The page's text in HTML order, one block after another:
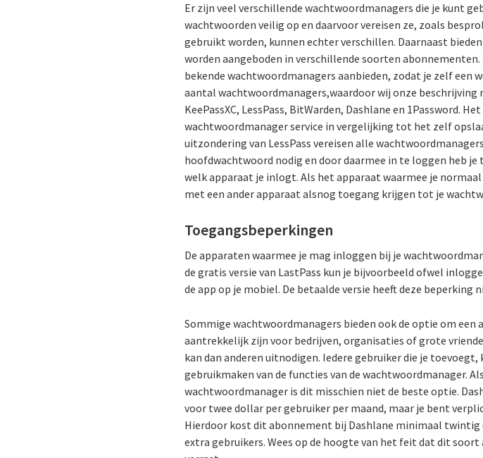
Er zijn veel verschillende wachtwoordmanagers die je kunt
wachtwoorden veilig op en daarvoor vereisen ze, zoals
gebruikt worden, kunnen echter verschillen. Daarnaast
worden aangeboden in verschillende soorten
bekende wachtwoordmanagers aanbieden, zodat je zelf een
aantal wachtwoordmanagers,waardoor wij onze beschrijving
KeePassXC, LessPass, BitWarden, Dashlane en 1Password.
wachtwoordmanager service in vergelijking tot het zelf
uitzondering van LessPass vereisen alle
hoofdwachtwoord nodig en door daarmee in te loggen heb
welk apparaat je inlogt. Als het apparaat waarmee je
met een ander apparaat alsnog toegang krijgen tot je
Toegangsbeperkingen
De apparaten waarmee je mag inloggen bij je
de gratis versie van LastPass kun je bijvoorbeeld ofwel
de app op je mobiel. De betaalde versie heeft deze beperking
Sommige wachtwoordmanagers bieden ook de optie om een
aantrekkelijk zijn voor bedrijven, organisaties of grote
kan dan anderen uitnodigen. Iedere gebruiker die je
gebruikmaken van de functies van de wachtwoordmanager.
wachtwoordmanager is dit misschien niet de beste optie.
voor twee dollar per gebruiker per maand, maar je bent
Hierdoor kost dit abonnement bij Dashlane minimaal
extra gebruikers. Wees op de hoogte van het feit dat dit